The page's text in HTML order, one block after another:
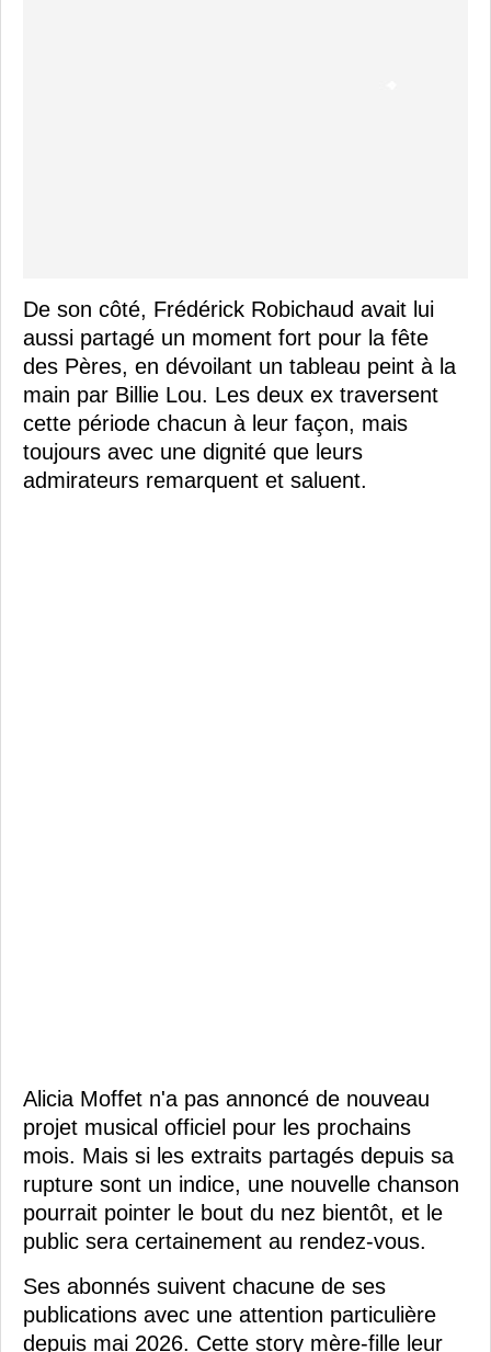
De son côté, Frédérick Robichaud avait lui
aussi partagé un moment fort pour la fête
des Pères, en dévoilant un tableau peint à la
main par Billie Lou. Les deux ex traversent
cette période chacun à leur façon, mais
toujours avec une dignité que leurs
admirateurs remarquent et saluent.
Alicia Moffet n'a pas annoncé de nouveau
projet musical officiel pour les prochains
mois. Mais si les extraits partagés depuis sa
rupture sont un indice, une nouvelle chanson
pourrait pointer le bout du nez bientôt, et le
public sera certainement au rendez-vous.
Ses abonnés suivent chacune de ses
publications avec une attention particulière
depuis mai 2026. Cette story mère-fille leur